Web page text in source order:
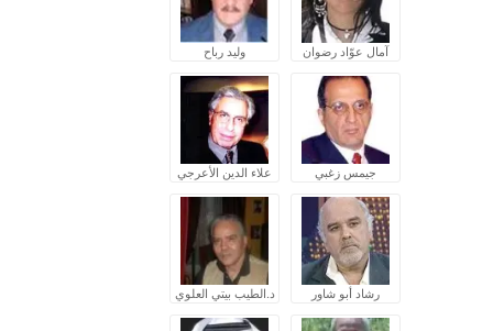
آمال عوّاد رضوان وليد رباح
جيمس زغبي علاء الدين الأعرجي
رشاد أبو شاور د.الطيب بيتي العلوي